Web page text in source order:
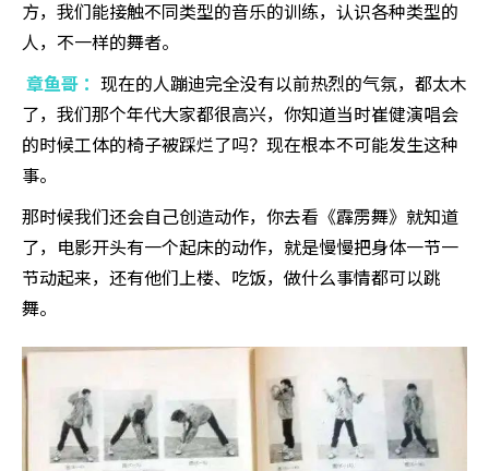
方，我们能接触不同类型的音乐的训练，认识各种类型的
人，不一样的舞者。
章鱼哥 ： 现在的人蹦迪完全没有以前热烈的气氛，都太木
了，我们那个年代大家都很高兴，你知道当时崔健演唱会
的时候工体的椅子被踩烂了吗？现在根本不可能发生这种
事。
那时候我们还会自己创造动作，你去看《霹雳舞》就知道
了，电影开头有一个起床的动作，就是慢慢把身体一节一
节动起来，还有他们上楼、吃饭，做什么事情都可以跳
舞。